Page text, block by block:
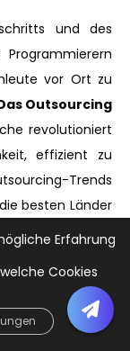
und des
vor Ort zu
Outsourcing
revolutioniert
effizient zu
Trends
besten Länder
zu ermitteln,
des
Unternehmen
benötigen,
Netzwerk
Erfahrung
Cookies